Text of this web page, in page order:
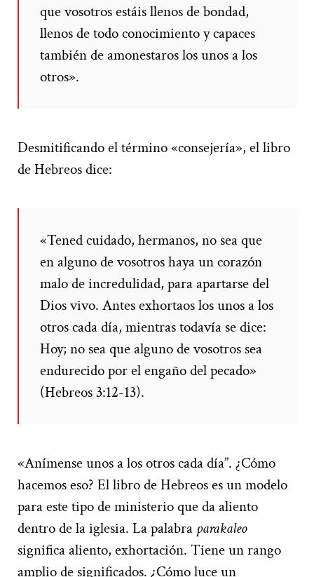
que vosotros estáis llenos de bondad,
llenos de todo conocimiento y capaces
también de amonestaros los unos a los
otros».
Desmitificando el término «consejería», el libro
de Hebreos dice:
«Tened cuidado, hermanos, no sea que
en alguno de vosotros haya un corazón
malo de incredulidad, para apartarse del
Dios vivo. Antes exhortaos los unos a los
otros cada día, mientras todavía se dice:
Hoy; no sea que alguno de vosotros sea
endurecido por el engaño del pecado»
(Hebreos 3:12-13).
«Anímense unos a los otros cada día”. ¿Cómo
hacemos eso? El libro de Hebreos es un modelo
para este tipo de ministerio que da aliento
dentro de la iglesia. La palabra parakaleo
significa aliento, exhortación. Tiene un rango
amplio de significados. ¿Cómo luce un